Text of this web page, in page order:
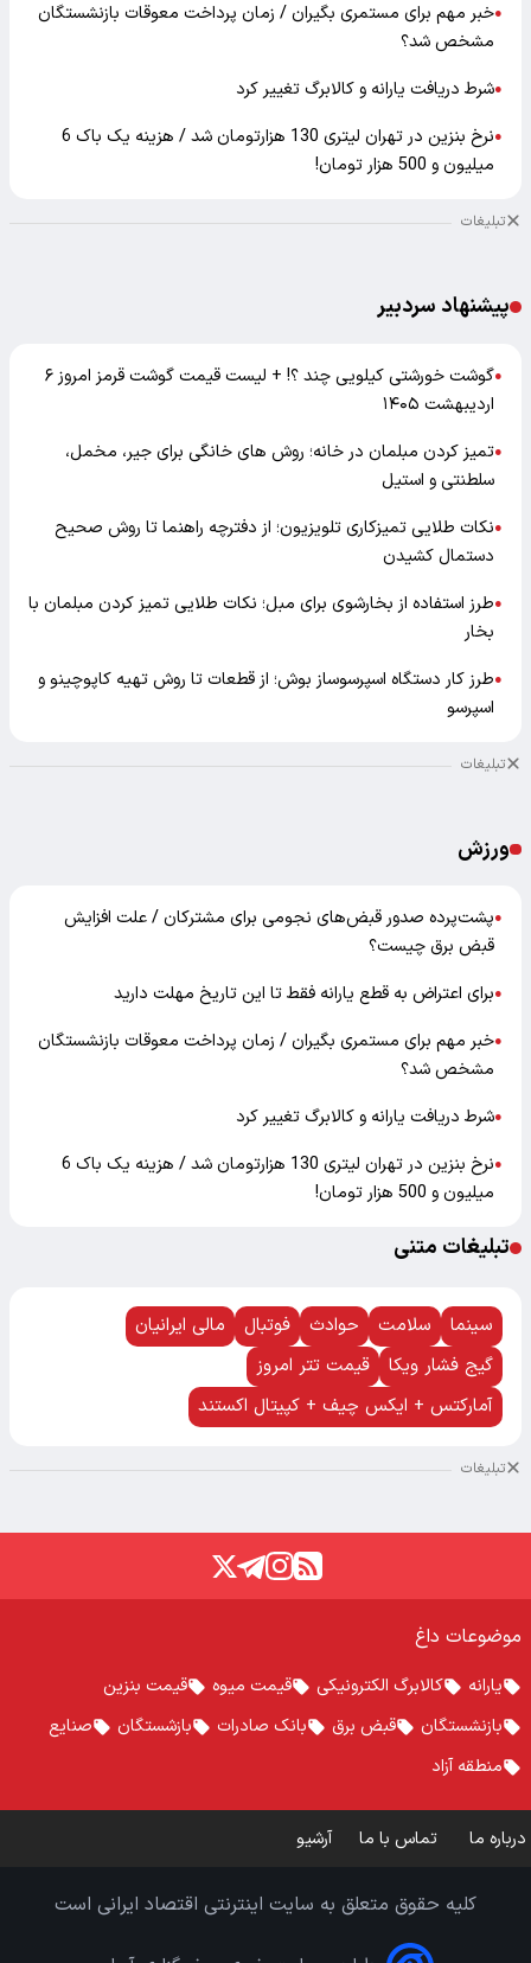
●خبر مهم برای مستمری بگیران / زمان پرداخت معوقات بازنشستگان
مشخص شد؟
●شرط دریافت یارانه و کالابرگ تغییر کرد
●
نرخ بنزین در تهران لیتری 130 هزارتومان شد / هزینه یک باک 6
میلیون و 500 هزار تومان!
تبلیغات
پیشنهاد سردبیر
●
گوشت خورشتی کیلویی چند ؟! + لیست قیمت گوشت قرمز امروز ۶
اردیبهشت ۱۴۰۵
●تمیز کردن مبلمان در خانه؛ روش های خانگی برای جیر، مخمل،
سلطنتی و استیل
●نکات طلایی تمیزکاری تلویزیون؛ از دفترچه راهنما تا روش صحیح
دستمال کشیدن
●طرز استفاده از بخارشوی برای مبل؛ نکات طلایی تمیز کردن مبلمان با
بخار
●طرز کار دستگاه اسپرسوساز بوش؛ از قطعات تا روش تهیه کاپوچینو و
اسپرسو
تبلیغات
ورزش
●پشت‌پرده صدور قبض‌های نجومی برای مشترکان / علت افزایش
قبض برق چیست؟
●برای اعتراض به قطع یارانه فقط تا این تاریخ مهلت دارید
●خبر مهم برای مستمری بگیران / زمان پرداخت معوقات بازنشستگان
مشخص شد؟
●شرط دریافت یارانه و کالابرگ تغییر کرد
●
نرخ بنزین در تهران لیتری 130 هزارتومان شد / هزینه یک باک 6
میلیون و 500 هزار تومان!
تبلیغات متنی
سینما سلامت حوادث فوتبال
مالی ایرانیان
گیج فشار ویکا
قیمت تتر امروز
آمارکتس + ایکس چیف + کپیتال اکستند
تبلیغات
موضوعات داغ
یارانه کالابرگ الکترونیکی قیمت میوه
قیمت بنزین
بازنشستگان
قبض برق بانک صادرات بازشستگان
صنایع
منطقه آزاد
درباره ما تماس با ما آرشیو
کلیه حقوق متعلق به سایت اینترنتی اقتصاد ایرانی است